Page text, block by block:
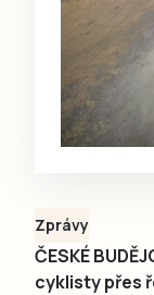
Zprávy
ČESKÉ
cyklisty přes